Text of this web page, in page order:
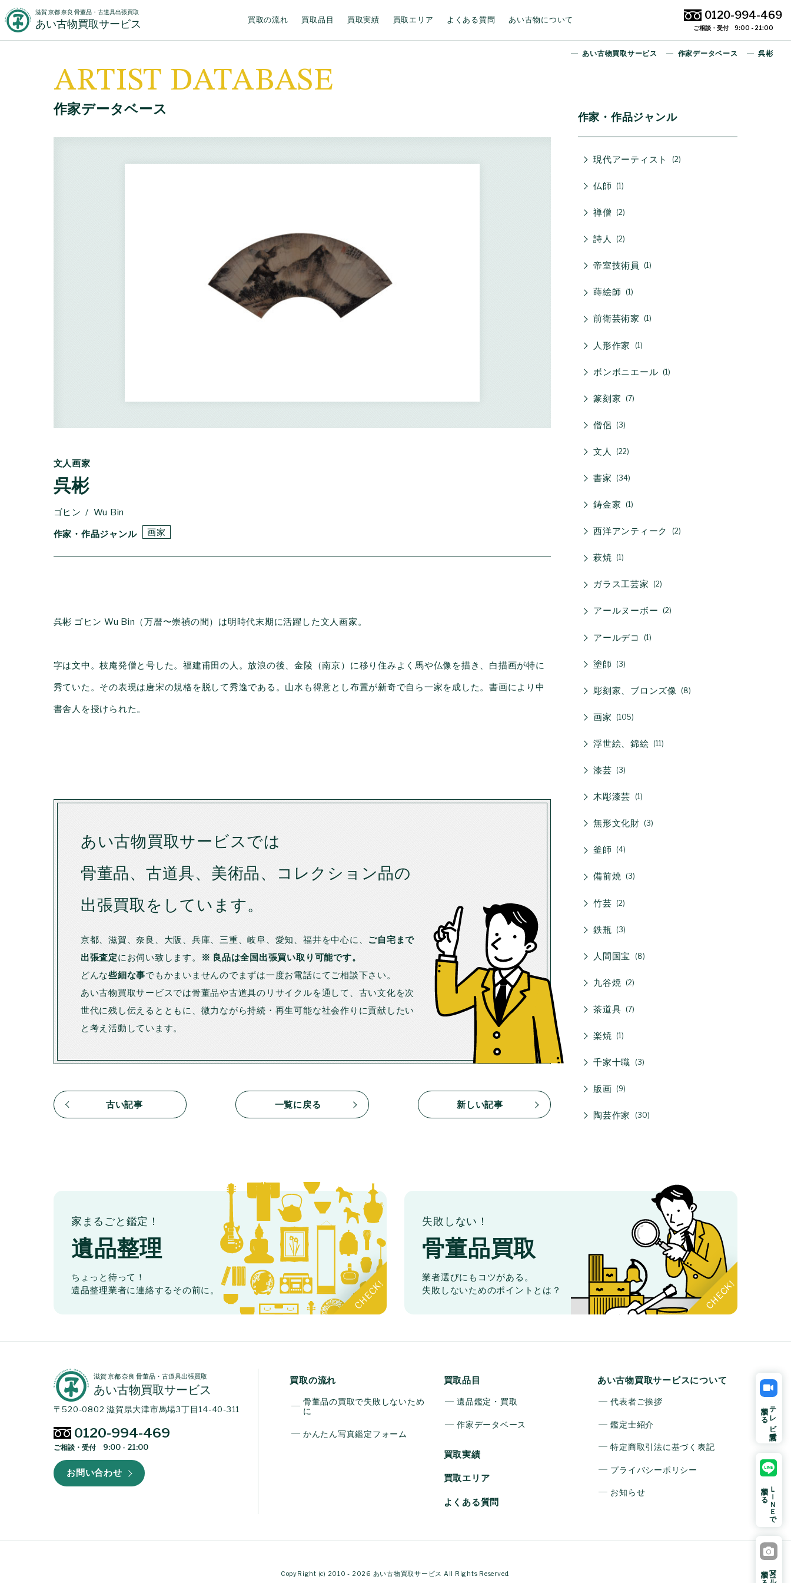
滋賀 京都 奈良 骨董品・古道具出張買取
あい古物買取サービス 買取の流れ 買取品目 買取実績 買取エリア よくある質問 あい古物について 0120-994-469
ご相談・受付 9:00 - 21:00
テレビ電話で
相談する
ＬＩＮＥで
相談する
相談する
あい古物買取サービス 作家データベース 呉彬
ARTIST DATABASE
作家データベース
文人画家
呉彬
ゴヒン
Wu Bin
作家・作品ジャンル
画家
呉彬 ゴヒン Wu Bin（万暦〜崇禎の間）は明時代末期に活躍した文人画家。
字は文中。枝庵発僧と号した。福建甫田の人。放浪の後、金陵（南京）に移り住みよく馬や仏像を描き、白描画が特に
秀ていた。その表現は唐宋の規格を脱して秀逸である。山水も得意とし布置が新奇で自ら一家を成した。書画により中
書舎人を授けられた。
あい古物買取サービスでは
骨董品、古道具、美術品、コレクション品の
出張買取をしています。
京都、滋賀、奈良、大阪、兵庫、三重、岐阜、愛知、福井を中心に、 ご自宅まで
出張査定にお伺い致します。
※ 良品は全国出張買い取り可能です。
どんな些細な事でもかまいませんのでまずは一度お電話にてご相談下さい。
あい古物買取サービスでは骨董品や古道具のリサイクルを通して、古い文化を次
世代に残し伝えるとともに、微力ながら持続・再生可能な社会作りに貢献したい
と考え活動しています。
古い記事 一覧に戻る 新しい記事
作家・作品ジャンル
現代アーティスト 2
仏師 1
禅僧 2
詩人 2
帝室技術員 1
蒔絵師 1
前衛芸術家 1
人形作家 1
ボンボニエール 1
篆刻家 7
僧侶 3
文人 22
書家 34
鋳金家 1
西洋アンティーク 2
萩焼 1
ガラス工芸家 2
アールヌーボー 2
アールデコ 1
塗師 3
彫刻家、ブロンズ像 8
画家 105
浮世絵、錦絵 11
漆芸 3
木彫漆芸 1
無形文化財 3
釜師 4
備前焼 3
竹芸 2
鉄瓶 3
人間国宝 8
九谷焼 2
茶道具 7
楽焼 1
千家十職 3
版画 9
陶芸作家 30
家まるごと鑑定！
遺品整理
ちょっと待って！
遺品整理業者に連絡するその前に。
失敗しない！
骨董品買取
業者選びにもコツがある。
失敗しないためのポイントとは？
滋賀 京都 奈良 骨董品・古道具出張買取
あい古物買取サービス
〒520-0802 滋賀県大津市馬場3丁目14-40-311
0120-994-469
ご相談・受付 9:00 - 21:00
お問い合わせ
買取の流れ
骨董品の買取で失敗しないため
に
かんたん写真鑑定フォーム
買取品目
遺品鑑定・買取
作家データベース
買取実績
買取エリア
よくある質問
あい古物買取サービスについて
代表者ご挨拶
鑑定士紹介
特定商取引法に基づく表記
プライバシーポリシー
お知らせ
CopyRight (c) 2010 - 2026 あい古物買取サービス All Rights Reserved.